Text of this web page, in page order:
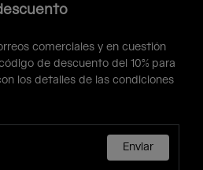
comerciales y en cuestión
de descuento del 10% para
los detalles de las condiciones
Enviar